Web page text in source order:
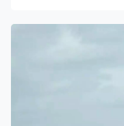
萊，又與阿塞拜疆總
務合作及軍工生產等
人道援助，並支持烏
傳媒發表簡短聲明，
談判。澤連斯基：「
不義戰爭的力量，當